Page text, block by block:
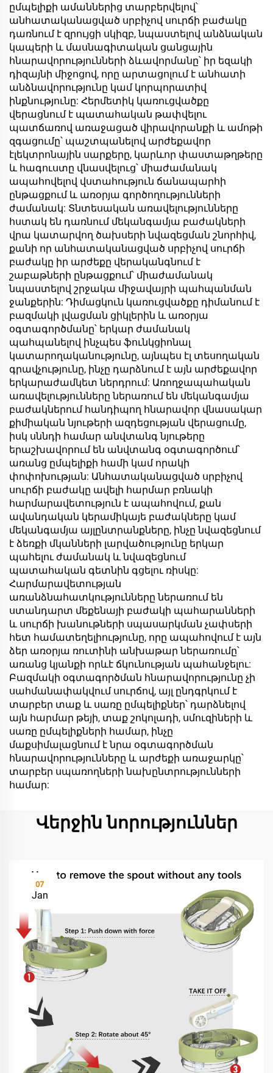
ըմպելիքի ամաններից տարբերվելով՝
անհատականացված սրբիչով սուրճի բաժակը
դառնում է զրույցի սկիզբ, նպաստելով անձնական
կապերի և մասնագիտական ցանցային
հնարավորությունների ձևավորմանը՝ իր եզակի
դիզայնի միջոցով, որը արտացոլում է անհատի
անձնավորությունը կամ կորպորատիվ
ինքնությունը: Հերմետիկ կառուցվածքը
վերացնում է պատահական թափվելու
պատճառով առաջացած վիրավորանքի և ամոթի
զգացումը՝ պաշտպանելով արժեքավոր
էլեկտրոնային սարքերը, կարևոր փաստաթղթերը
և հագուստը վնասվելուց՝ միաժամանակ
ապահովելով վստահություն ճանապարհի
ընթացքում և առօրյա գործողությունների
ժամանակ: Տնտեսական առավելությունները
հստակ են դառնում մեկանգամյա բաժակների
վրա կատարվող ծախսերի նվազեցման շնորհիվ,
քանի որ անհատականացված սրբիչով սուրճի
բաժակը իր արժեքը վերականգնում է
շաբաթների ընթացքում՝ միաժամանակ
նպաստելով շրջակա միջավայրի պահպանման
ջանքերին: Դիմացկուն կառուցվածքը դիմանում է
բազմակի լվացման ցիկլերին և առօրյա
օգտագործմանը՝ երկար ժամանակ
պահպանելով ինչպես ֆունկցիոնալ
կատարողականությունը, այնպես էլ տեսողական
գրավչությունը, ինչը դարձնում է այն արժեքավոր
երկարաժամկետ ներդրում: Առողջապահական
առավելությունները ներառում են մեկանգամյա
բաժակներում հանդիպող հնարավոր վնասակար
քիմիական նյութերի ազդեցության վերացումը,
իսկ սննդի համար անվտանգ նյութերը
երաշխավորում են անվտանգ օգտագործում՝
առանց ըմպելիքի համի կամ որակի
փոփոխության: Անհատականացված սրբիչով
սուրճի բաժակը ավելի հարմար բռնակի
հարմարավետություն է ապահովում, քան
ավանդական կերամիկայե բաժակները կամ
մեկանգամյա այլընտրանքները, ինչը նվազեցնում
է ձեռքի մկանների լարվածությունը երկար
պահելու ժամանակ և նվազեցնում
պատահական գետնին գցելու ռիսկը:
Հարմարավետության
առանձնահատկությունները ներառում են
ստանդարտ մեքենայի բաժակի պահարանների
և սուրճի խանութների սպասարկման չափսերի
հետ համատեղելիությունը, որը ապահովում է այն
ձեր առօրյա ռուտինի անխաթար ներառումը՝
առանց կյանքի որևէ ճկունության պահանջելու:
Բազմակի օգտագործման հնարավորությունը չի
սահմանափակվում սուրճով, այլ ընդգրկում է
տարբեր տաք և սառը ըմպելիքներ՝ դարձնելով
այն հարմար թեյի, տաք շոկոլադի, սմուզիների և
սառը ըմպելիքների համար, ինչը
մաքսիմալացնում է նրա օգտագործման
հնարավորությունները և արժեքի առաջարկը՝
տարբեր սպառողների նախընտրությունների
համար:
Վերջին նորություններ
07
Jan